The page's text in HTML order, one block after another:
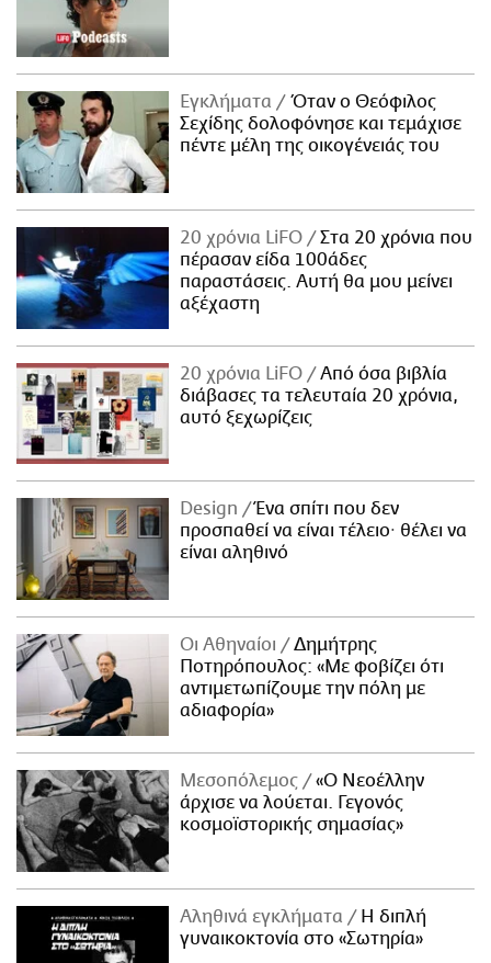
Εγκλήματα
Όταν ο Θεόφιλος
Σεχίδης δολοφόνησε και τεμάχισε
πέντε μέλη της οικογένειάς του
20 χρόνια LiFO
Στα 20 χρόνια που
πέρασαν είδα 100άδες
παραστάσεις. Αυτή θα μου μείνει
αξέχαστη
20 χρόνια LiFO
Από όσα βιβλία
διάβασες τα τελευταία 20 χρόνια,
αυτό ξεχωρίζεις
Design
Ένα σπίτι που δεν
προσπαθεί να είναι τέλειο· θέλει να
είναι αληθινό
Οι Αθηναίοι
Δημήτρης
Ποτηρόπουλος: «Με φοβίζει ότι
αντιμετωπίζουμε την πόλη με
αδιαφορία»
Μεσοπόλεμος
«Ο Νεοέλλην
άρχισε να λούεται. Γεγονός
κοσμοϊστορικής σημασίας»
Αληθινά εγκλήματα
Η διπλή
γυναικοκτονία στο «Σωτηρία»